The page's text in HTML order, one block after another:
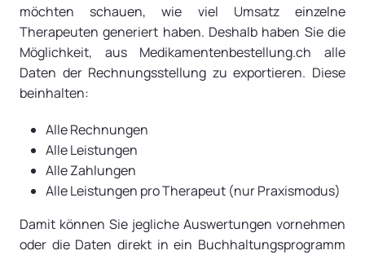
möchten schauen, wie viel Umsatz einzelne
Therapeuten generiert haben. Deshalb haben Sie die
Möglichkeit, aus Medikamentenbestellung.ch alle
Daten der Rechnungsstellung zu exportieren. Diese
beinhalten:
Alle Rechnungen
Alle Leistungen
Alle Zahlungen
Alle Leistungen pro Therapeut (nur Praxismodus)
Damit können Sie jegliche Auswertungen vornehmen
oder die Daten direkt in ein Buchhaltungsprogramm